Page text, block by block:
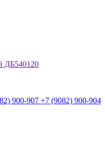
900-907 +7 (9082) 900-904